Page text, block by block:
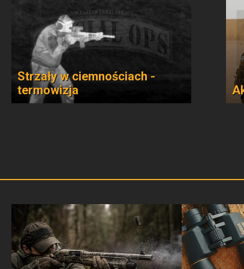
Strzały w ciemnościach -
termowizja